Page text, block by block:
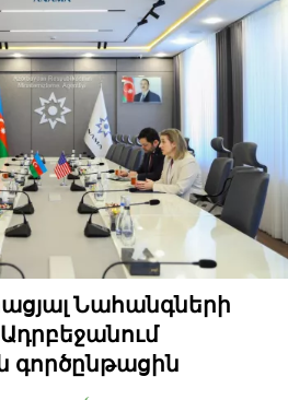
Նահանգների